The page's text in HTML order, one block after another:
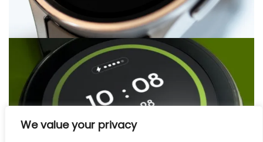
We value your privacy